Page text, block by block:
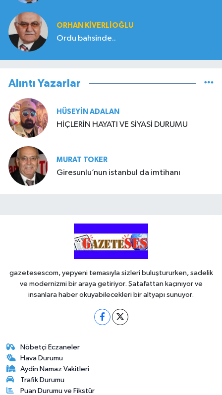
ORHAN KIVERLIOĞLU
Ordu bahsinde..
Alıntı Yazarlar
HÜSEYIN ADALAN
HİÇLERİN HAYATI VE SİYASİ DURUMU
MURAT TOKER
Giresunlu’nun istanbul da imtihanı
gazetesescom, yepyeni temasıyla sizleri buluştururken, sadelik
ve modernizmi bir araya getiriyor. Şatafattan kaçınıyor ve
insanlara haber okuyabilecekleri bir altyapı sunuyor.
Nöbetçi Eczaneler
Hava Durumu
Aydin Namaz Vakitleri
Trafik Durumu
Puan Durumu ve Fikstür